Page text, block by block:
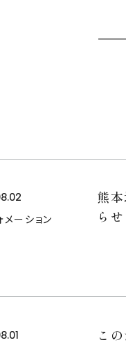
リースサ
メーション
熊
らせ
こ